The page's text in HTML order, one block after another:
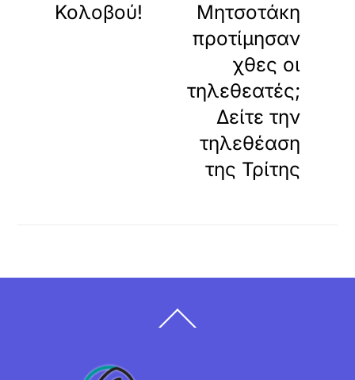
Κολοβού!
Μητσοτάκη
προτίμησαν
χθες οι
τηλεθεατές;
Δείτε την
τηλεθέαση
της Τρίτης
To